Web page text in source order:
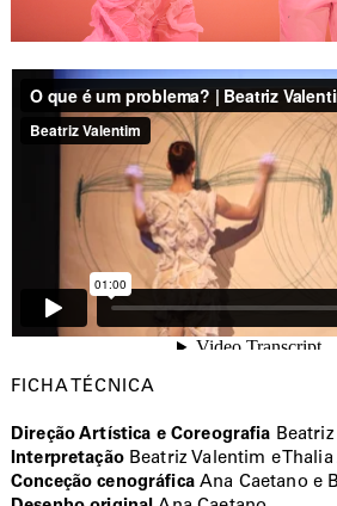
FICHA TÉCNICA
Direção Artística e Coreografia
Interpretação Beatriz Valentim e
Conceção cenográficaAna Caetano e